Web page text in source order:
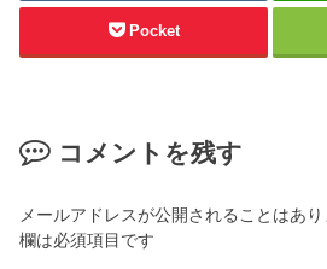
Pocket
コメントを残す
メールアドレスが公開されることはあり
欄は必須項目です